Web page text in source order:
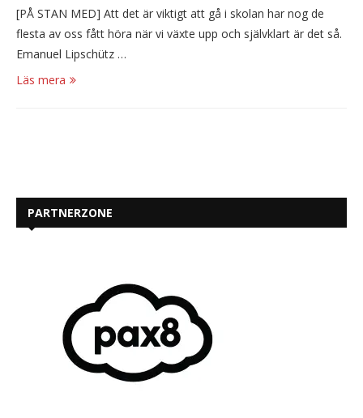
[PÅ STAN MED] Att det är viktigt att gå i skolan har nog de
flesta av oss fått höra när vi växte upp och självklart är det så.
Emanuel Lipschütz …
Läs mera
PARTNERZONE